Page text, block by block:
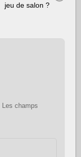
jeu de salon ?
Les champs